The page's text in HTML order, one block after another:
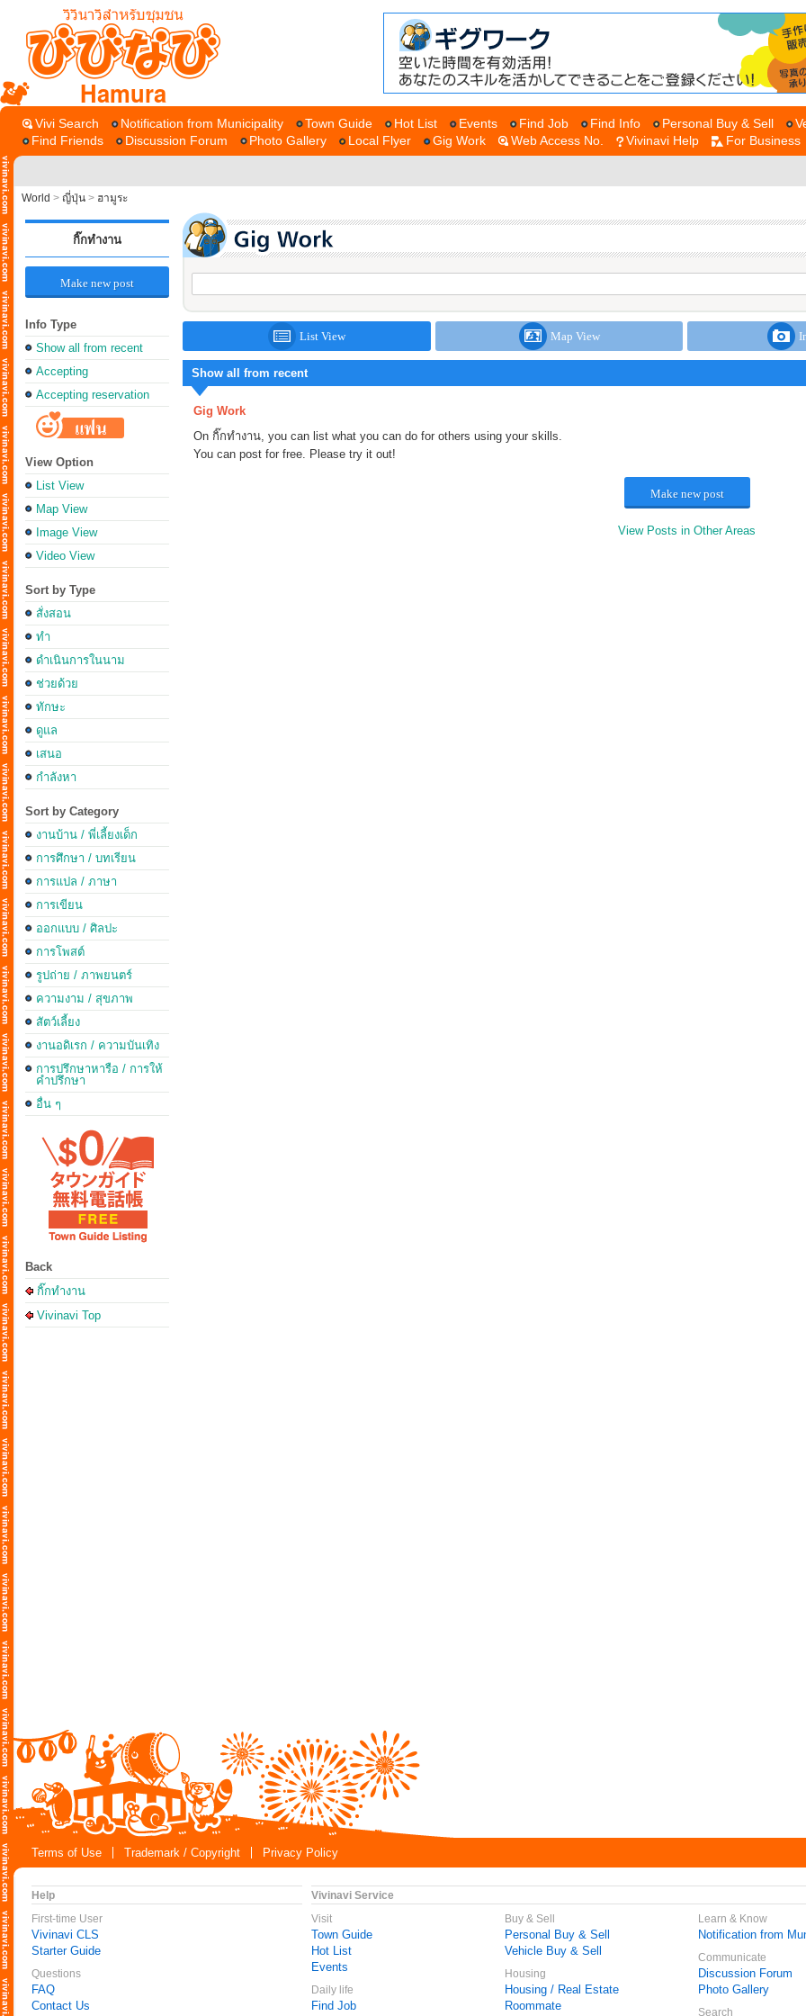
Hamura
Vivi Search Notification from Municipality Town Guide Hot List Events Find Job Find Info Personal Buy & Sell
Find Friends
Discussion Forum Photo Gallery Local Flyer Gig Work Web Access No. Vivinavi Help For Business
World > ญี่ปุ่น > ฮามูระ
กิ๊กทำงาน
Make new post
Info Type
Show all from recent
Accepting
Accepting reservation
View Option
List View
Map View
Image View
Video View
Sort by Type
สั่งสอน
ทำ
ดำเนินการในนาม
ช่วยด้วย
ทักษะ
ดูแล
เสนอ
กำลังหา
Sort by Category
งานบ้าน / พี่เลี้ยงเด็ก
การศึกษา / บทเรียน
การแปล / ภาษา
การเขียน
ออกแบบ / ศิลปะ
การโพสต์
รูปถ่าย / ภาพยนตร์
ความงาม / สุขภาพ
สัตว์เลี้ยง
งานอดิเรก / ความบันเทิง
การปรึกษาหารือ / การให้
คำปรึกษา
อื่น ๆ
Back
กิ๊กทำงาน
Vivinavi Top
List View Map View
Show all from recent
Gig Work
On กิ๊กทำงาน, you can list what you can do for others using your skills.
You can post for free. Please try it out!
Make new post
View Posts in Other Areas
Terms of Use
Trademark / Copyright Privacy Policy
Help
First-time User
Vivinavi CLS
Starter Guide
Questions
FAQ
Contact Us
Vivinavi Service
Visit
Town Guide
Hot List
Events
Daily life
Find Job
Buy & Sell
Personal Buy & Sell
Vehicle Buy & Sell
Housing
Housing / Real Estate
Roommate
Learn & Know
Notification from
Communicate
Discussion Forum
Photo Gallery
Search